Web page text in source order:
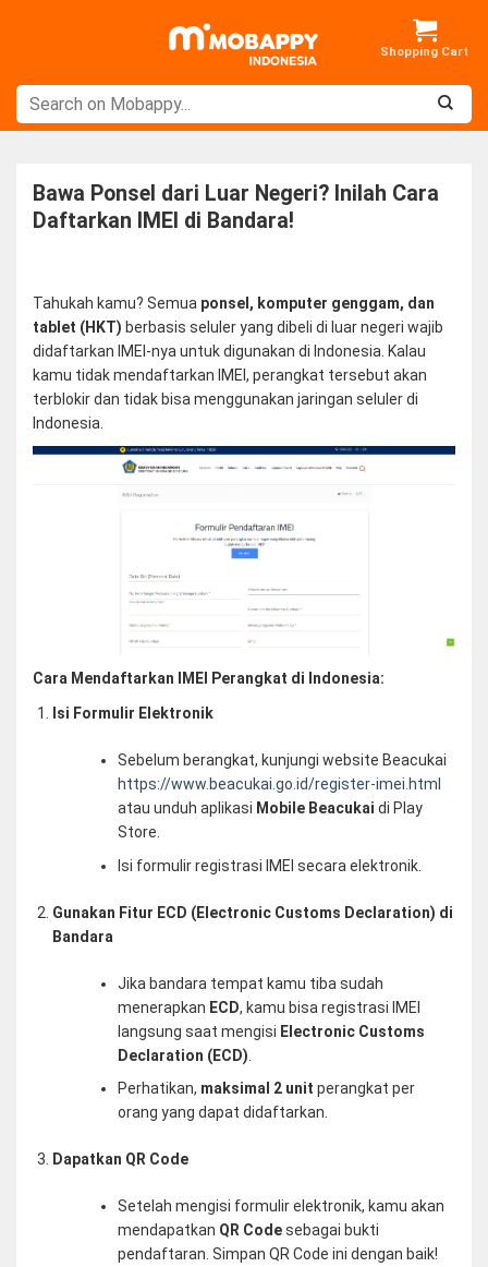
Bawa Ponsel dari Luar Negeri? Inilah Cara
Daftarkan IMEI di Bandara!
Tahukah kamu? Semua ponsel, komputer genggam, dan
tablet (HKT) berbasis seluler yang dibeli di luar negeri wajib
didaftarkan IMEI-nya untuk digunakan di Indonesia. Kalau
kamu tidak mendaftarkan IMEI, perangkat tersebut akan
terblokir dan tidak bisa menggunakan jaringan seluler di
Indonesia.
Cara Mendaftarkan IMEI Perangkat di Indonesia:
Isi Formulir Elektronik
Sebelum berangkat, kunjungi website Beacukai
https://www.beacukai.go.id/register-imei.html
atau unduh aplikasi Mobile Beacukai di Play
Store.
Isi formulir registrasi IMEI secara elektronik.
Gunakan Fitur ECD (Electronic Customs Declaration) di
Bandara
Jika bandara tempat kamu tiba sudah
menerapkan ECD, kamu bisa registrasi IMEI
langsung saat mengisi Electronic Customs
Declaration (ECD)
Perhatikan, maksimal 2 unit perangkat per
orang yang dapat didaftarkan.
Dapatkan QR Code
Setelah mengisi formulir elektronik, kamu akan
mendapatkan QR Codesebagai bukti
pendaftaran. Simpan QR Code ini dengan baik!